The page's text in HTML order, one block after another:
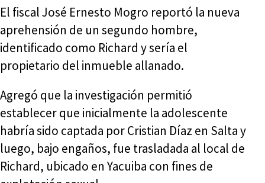
El fiscal José Ernesto Mogro reportó la nueva
aprehensión de un segundo hombre,
identificado como Richard y sería el
propietario del inmueble allanado.
Agregó que la investigación permitió
establecer que inicialmente la adolescente
habría sido captada por Cristian Díaz en Salta y
luego, bajo engaños, fue trasladada al local de
Richard, ubicado en Yacuiba con fines de